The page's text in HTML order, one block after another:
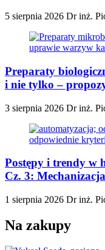
5 sierpnia 2026 Dr inż.
Preparaty
i nie tylko –
3 sierpnia 2026 Dr inż.
Postępy i trendy w
Cz. 3:
1 sierpnia 2026 Dr inż.
Na zakupy